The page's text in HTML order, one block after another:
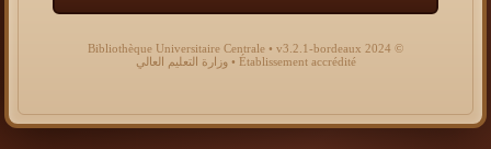
© 2024 Bibliothèque Universitaire Centrale • v3.2.1-bordeaux
Établissement accrédité • وزارة التعليم العالي